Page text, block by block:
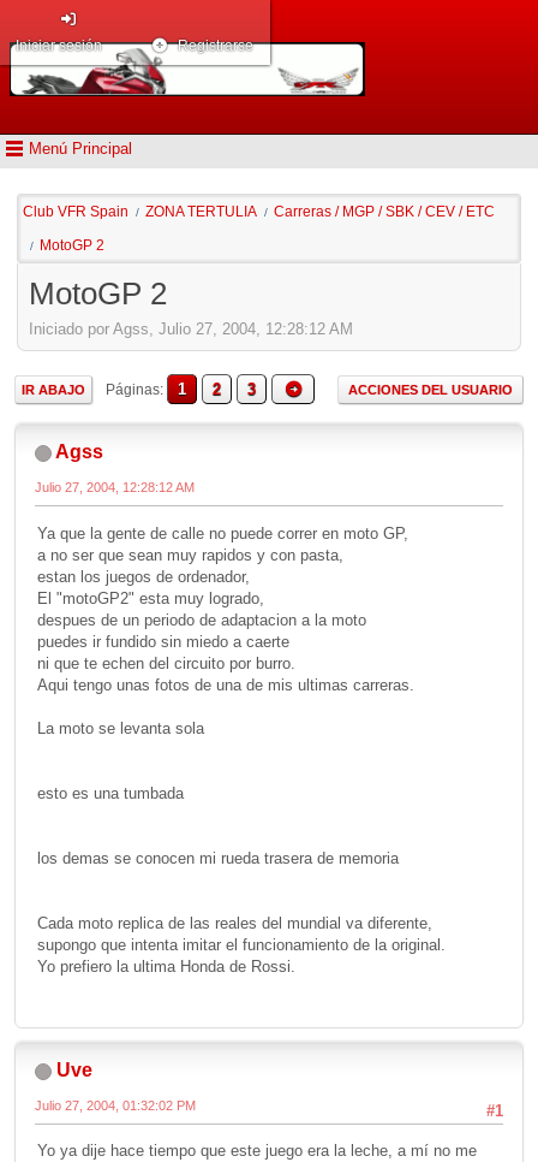
Menú Principal
Iniciar sesión Registrarse
Club VFR Spain / ZONA TERTULIA / Carreras / MGP / SBK / CEV / ETC
/ MotoGP 2
MotoGP 2
Iniciado por Agss, Julio 27, 2004, 12:28:12 AM
IR ABAJO Páginas 1 2 3 ACCIONES DEL USUARIO
Agss
Julio 27, 2004, 12:28:12 AM
Ya que la gente de calle no puede correr en moto GP,
a no ser que sean muy rapidos y con pasta,
estan los juegos de ordenador,
El "motoGP2" esta muy logrado,
despues de un periodo de adaptacion a la moto
puedes ir fundido sin miedo a caerte
ni que te echen del circuito por burro.
Aqui tengo unas fotos de una de mis ultimas carreras.
La moto se levanta sola
esto es una tumbada
los demas se conocen mi rueda trasera de memoria
Cada moto replica de las reales del mundial va diferente,
supongo que intenta imitar el funcionamiento de la original.
Yo prefiero la ultima Honda de Rossi.
Uve
#1
Julio 27, 2004, 01:32:02 PM
Yo ya dije hace tiempo que este juego era la leche, a mí no me